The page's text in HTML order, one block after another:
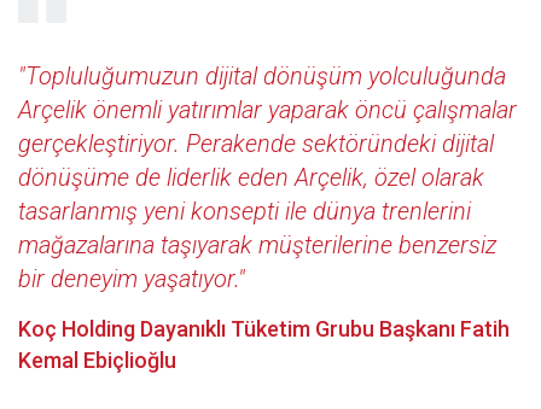
"Topluluğumuzun dijital dönüşüm yolculuğunda
Arçelik önemli yatırımlar yaparak öncü çalışmalar
gerçekleştiriyor. Perakende sektöründeki dijital
dönüşüme de liderlik eden Arçelik, özel olarak
tasarlanmış yeni konsepti ile dünya trenlerini
mağazalarına taşıyarak müşterilerine benzersiz
bir deneyim yaşatıyor."
Koç Holding Dayanıklı Tüketim Grubu Başkanı Fatih
Kemal Ebiçlioğlu